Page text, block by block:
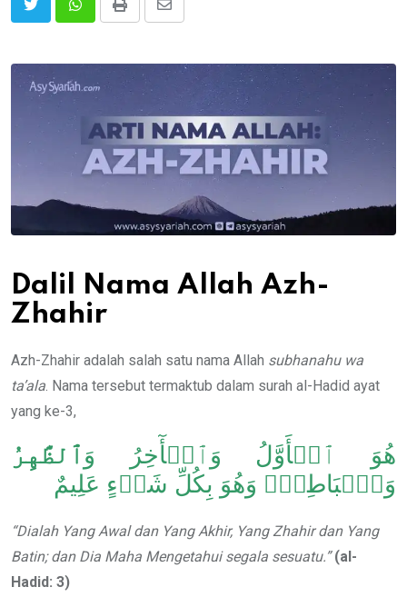
Print
Share
Email
Dalil Nama Allah Azh-
Zhahir
Azh-Zhahir adalah salah satu nama Allah subhanahu wa
ta’ala. Nama tersebut termaktub dalam surah al-Hadid ayat
yang ke-3,
هُوَ ٱلۡأَوَّلُ وَٱلۡأٓخِرُ وَ ٱلظَّٰهِرُ
وَٱلۡبَاطِنُۖ وَهُوَ بِكُلِّ شَيۡءٍ عَلِيمٌ
“Dialah Yang Awal dan Yang Akhir, Yang Zhahir dan Yang
Batin; dan Dia Maha Mengetahui segala sesuatu.”(al-
Hadid: 3)